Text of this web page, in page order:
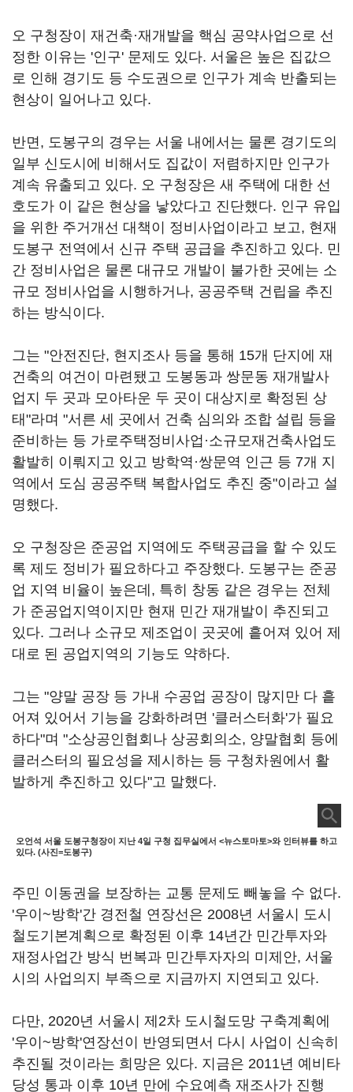
오 구청장이 재건축·재개발을 핵심 공약사업으로 선
정한 이유는 '인구' 문제도 있다. 서울은 높은 집값으
로 인해 경기도 등 수도권으로 인구가 계속 반출되는
현상이 일어나고 있다.
반면, 도봉구의 경우는 서울 내에서는 물론 경기도의
일부 신도시에 비해서도 집값이 저렴하지만 인구가
계속 유출되고 있다. 오 구청장은 새 주택에 대한 선
호도가 이 같은 현상을 낳았다고 진단했다. 인구 유입
을 위한 주거개선 대책이 정비사업이라고 보고, 현재
도봉구 전역에서 신규 주택 공급을 추진하고 있다. 민
간 정비사업은 물론 대규모 개발이 불가한 곳에는 소
규모 정비사업을 시행하거나, 공공주택 건립을 추진
하는 방식이다.
그는 "안전진단, 현지조사 등을 통해 15개 단지에 재
건축의 여건이 마련됐고 도봉동과 쌍문동 재개발사
업지 두 곳과 모아타운 두 곳이 대상지로 확정된 상
태"라며 "서른 세 곳에서 건축 심의와 조합 설립 등을
준비하는 등 가로주택정비사업·소규모재건축사업도
활발히 이뤄지고 있고 방학역·쌍문역 인근 등 7개 지
역에서 도심 공공주택 복합사업도 추진 중"이라고 설
명했다.
오 구청장은 준공업 지역에도 주택공급을 할 수 있도
록 제도 정비가 필요하다고 주장했다. 도봉구는 준공
업 지역 비율이 높은데, 특히 창동 같은 경우는 전체
가 준공업지역이지만 현재 민간 재개발이 추진되고
있다. 그러나 소규모 제조업이 곳곳에 흩어져 있어 제
대로 된 공업지역의 기능도 약하다.
그는 "양말 공장 등 가내 수공업 공장이 많지만 다 흩
어져 있어서 기능을 강화하려면 '클러스터화'가 필요
하다"며 "소상공인협회나 상공회의소, 양말협회 등에
클러스터의 필요성을 제시하는 등 구청차원에서 활
발하게 추진하고 있다"고 말했다.
오언석 서울 도봉구청장이 지난 4일 구청 집무실에서 <뉴스토마토>와 인터뷰를 하고
있다. (사진=도봉구)
주민 이동권을 보장하는 교통 문제도 빼놓을 수 없다.
'우이~방학'간 경전철 연장선은 2008년 서울시 도시
철도기본계획으로 확정된 이후 14년간 민간투자와
재정사업간 방식 번복과 민간투자자의 미제안, 서울
시의 사업의지 부족으로 지금까지 지연되고 있다.
다만, 2020년 서울시 제2차 도시철도망 구축계획에
'우이~방학'연장선이 반영되면서 다시 사업이 신속히
추진될 것이라는 희망은 있다. 지금은 2011년 예비타
당성 통과 이후 10년 만에 수요예측 재조사가 진행